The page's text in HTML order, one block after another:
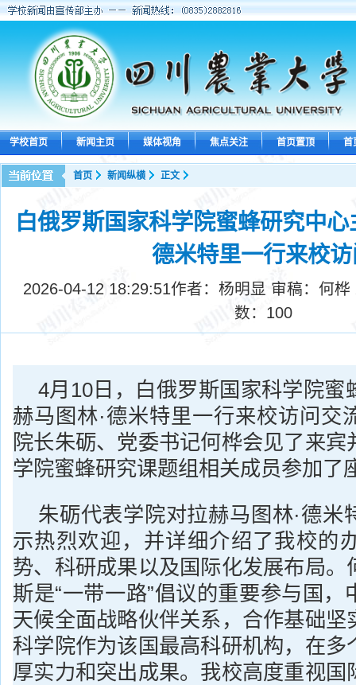
学校首页 新闻主页 媒体视角 焦点关注 首页置顶 首
首页 新闻纵横 正文
白俄罗斯国家科学院蜜蜂研究中心
德米特里一行来校
2026-04-12 18:29:51作者：杨明显 审稿：何
数： 100
4月10日，白俄罗斯国家科学院蜜
赫马图林·德米特里一行来校访问交
院长朱砺、党委书记何桦会见了来宾
学院蜜蜂研究课题组相关成员参加了
朱砺代表学院对拉赫马图林·德米
示热烈欢迎，并详细介绍了我校的
势、科研成果以及国际化发展布局。
斯是“一带一路”倡议的重要参与国，
天候全面战略伙伴关系，合作基础坚
科学院作为该国最高科研机构，在多
厚实力和突出成果。我校高度重视国